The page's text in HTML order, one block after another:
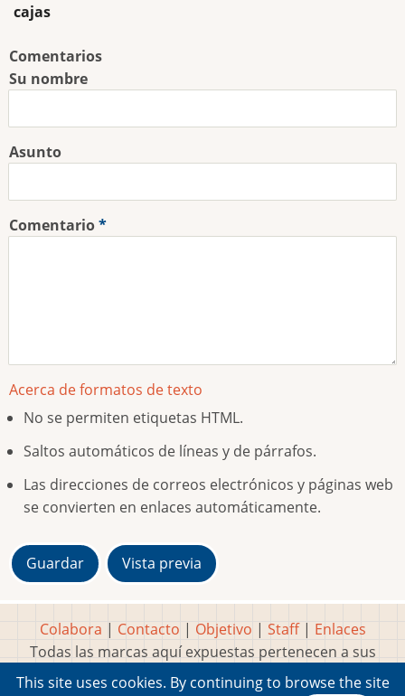
cajas
Comentarios
Su nombre
Asunto
Comentario
Acerca de formatos de texto
No se permiten etiquetas HTML.
Saltos automáticos de líneas y de párrafos.
Las direcciones de correos electrónicos y páginas web
se convierten en enlaces automáticamente.
Colabora | Contacto | Objetivo | Staff| Enlaces
Todas las marcas aquí expuestas pertenecen a sus
respectivos y legítimos dueños
This site uses cookies. By continuing to browse the site